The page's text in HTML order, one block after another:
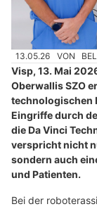
13.05.26 VON
Visp, 13. Mai
Oberwallis SZO
technologischen
Eingriffe durch
die Da Vinci
verspricht nicht
sondern auch
und Patienten.
Bei der